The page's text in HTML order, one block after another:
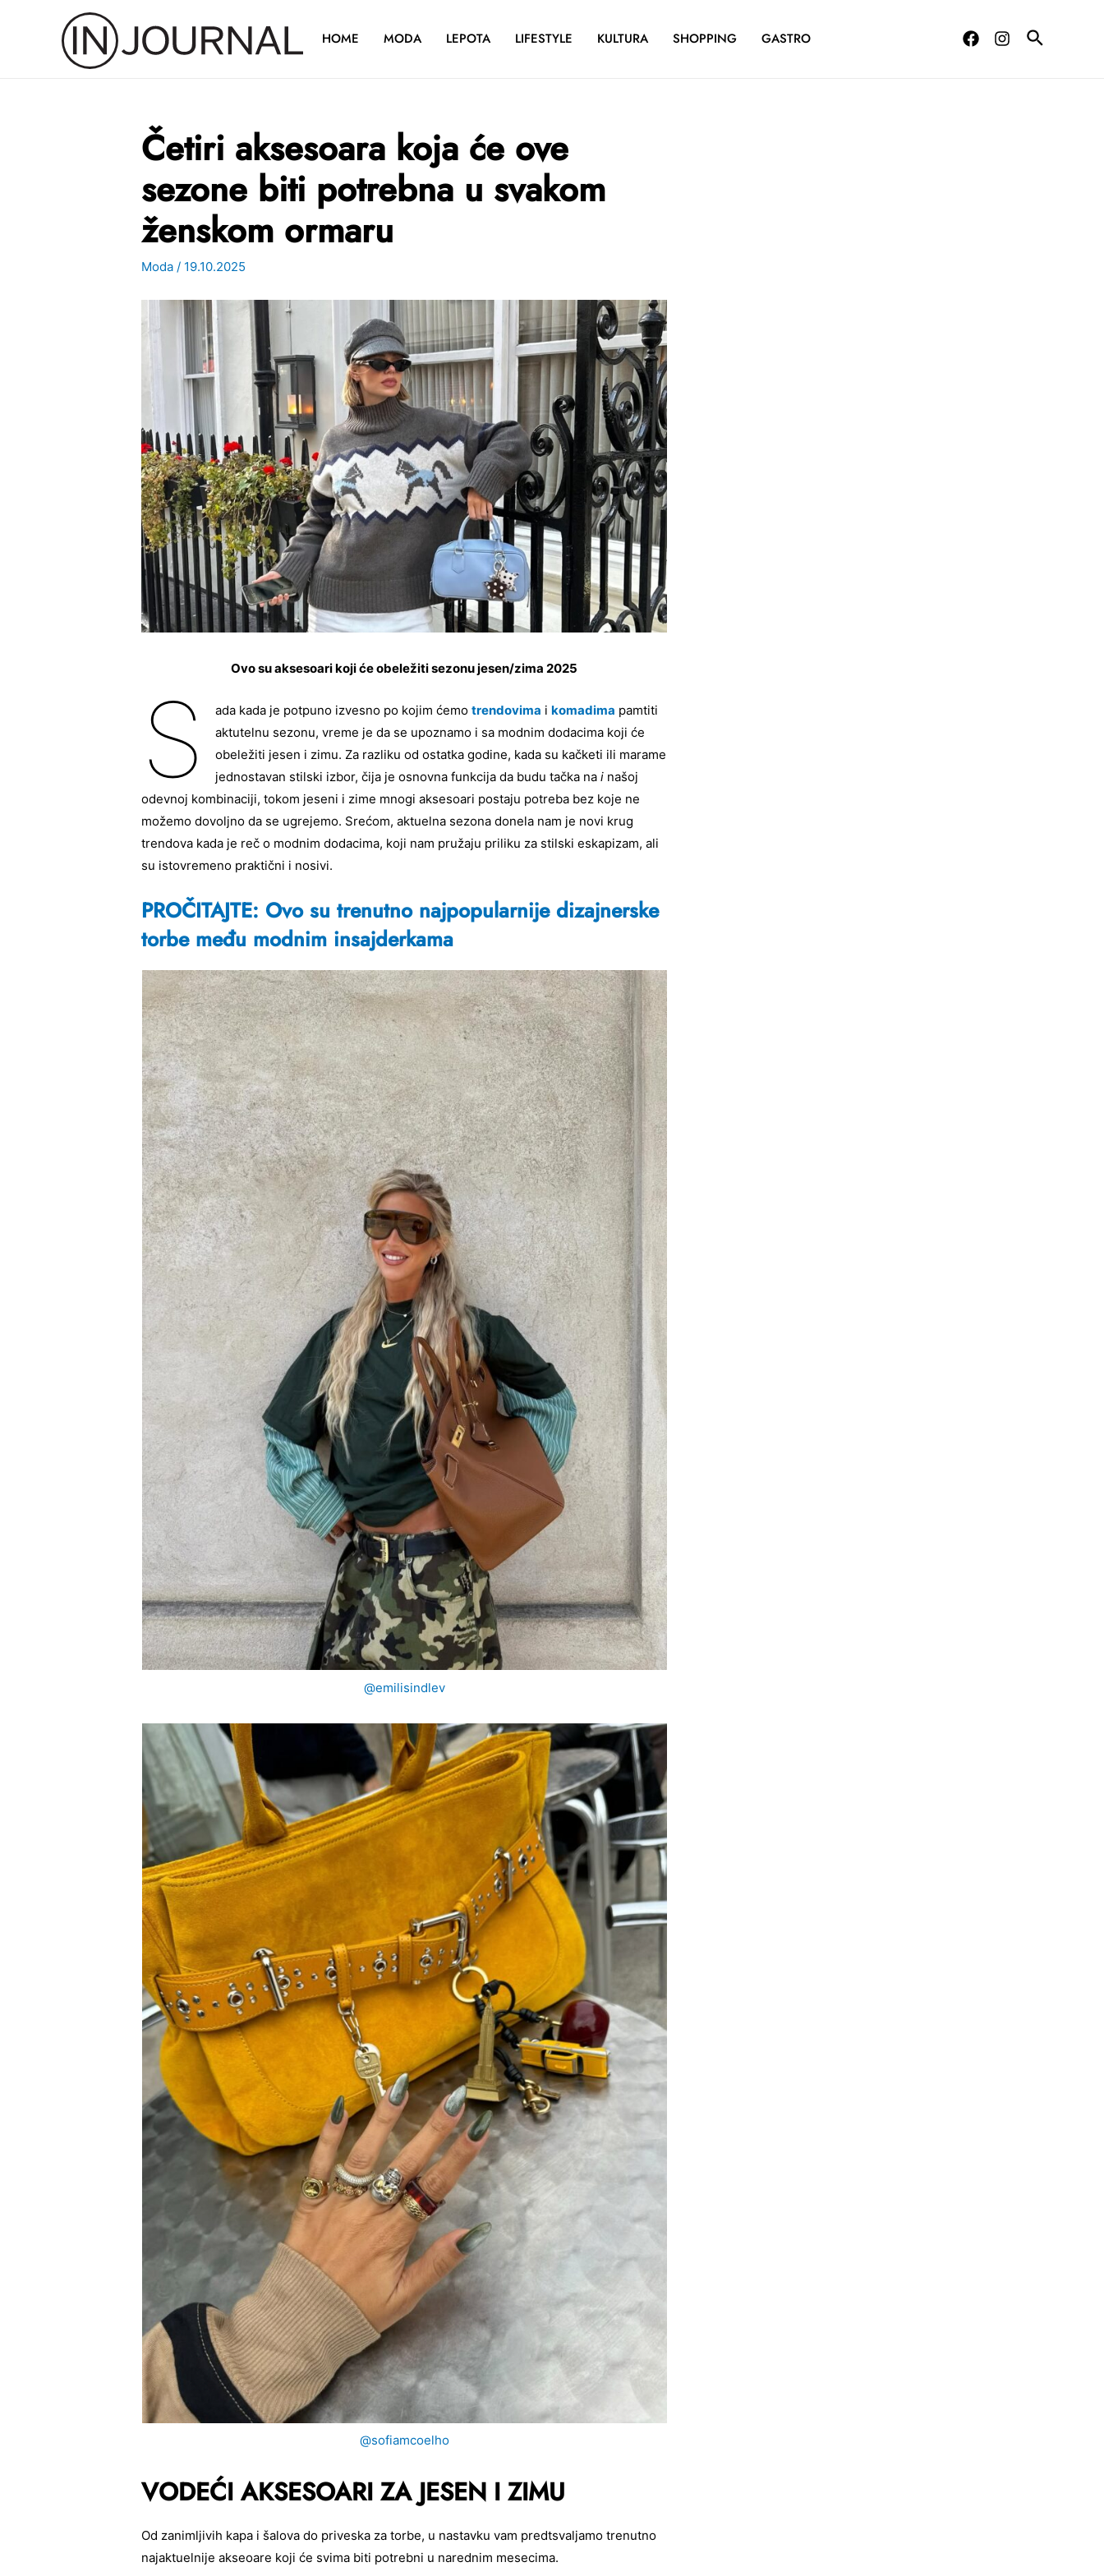
HOME MODA LEPOTA LIFESTYLE KULTURA SHOPPING GASTRO
Četiri aksesoara koja će ove
sezone biti potrebna u svakom
ženskom ormaru
Moda / 19.10.2025
Ovo su aksesoari koji će obeležiti sezonu jesen/zima 2025
S ada kada je potpuno izvesno po kojim ćemo trendovima i komadima pamtiti
aktutelnu sezonu, vreme je da se upoznamo i sa modnim dodacima koji će
obeležiti jesen i zimu. Za razliku od ostatka godine, kada su kačketi ili marame
jednostavan stilski izbor, čija je osnovna funkcija da budu tačka na inašoj
odevnoj kombinaciji, tokom jeseni i zime mnogi aksesoari postaju potreba bez koje ne
možemo dovoljno da se ugrejemo. Srećom, aktuelna sezona donela nam je novi krug
trendova kada je reč o modnim dodacima, koji nam pružaju priliku za stilski eskapizam, ali
su istovremeno praktični i nosivi.
PROČITAJTE: Ovo su trenutno najpopularnije dizajnerske
torbe među modnim insajderkama
@emilisindlev
@sofiamcoelho
VODEĆI AKSESOARI ZA JESEN I ZIMU
Od zanimljivih kapa i šalova do priveska za torbe, u nastavku vam predtsvaljamo trenutno
najaktuelnije akseoare koji će svima biti potrebni u narednim mesecima.